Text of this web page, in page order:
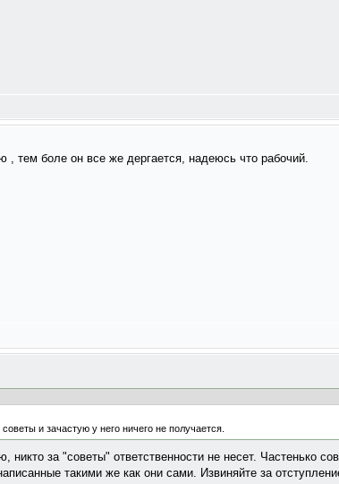
, тем боле он все же дергается, надеюсь что рабочий.
и зачастую у него ничего не получается.
никто за "советы" ответственности не несет. Частенько
такими же как они сами. Извиняйте за